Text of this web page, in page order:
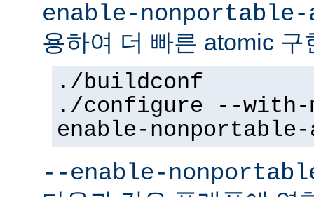
enable-nonportable-
용하여 더 빠른 atomic
./buildconf
./configure --with-
enable-nonportable-
--enable-